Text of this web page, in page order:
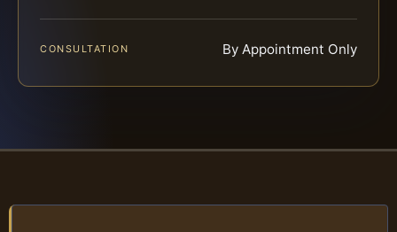
CONSULTATION By Appointment Only